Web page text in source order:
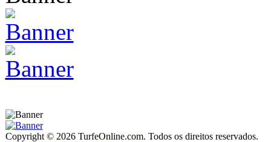
Copyright © 2026 TurfeOnline.com. Todos os direitos reservados.